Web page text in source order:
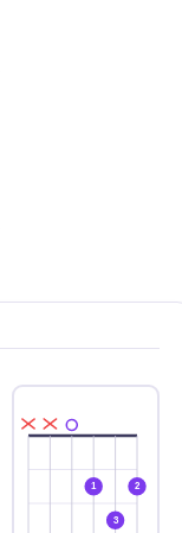
1
3
2